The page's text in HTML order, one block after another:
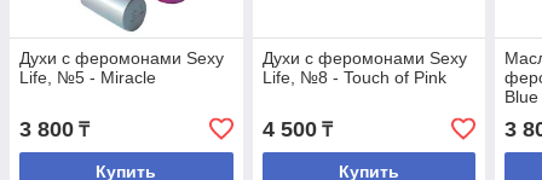
Духи с феромонами Sexy
Life, №5 - Miracle
3 800 ₸
Купить
Духи с феромонами Sexy
Life, №8 - Touch of Pink
4 500₸
Купить
Blue
3